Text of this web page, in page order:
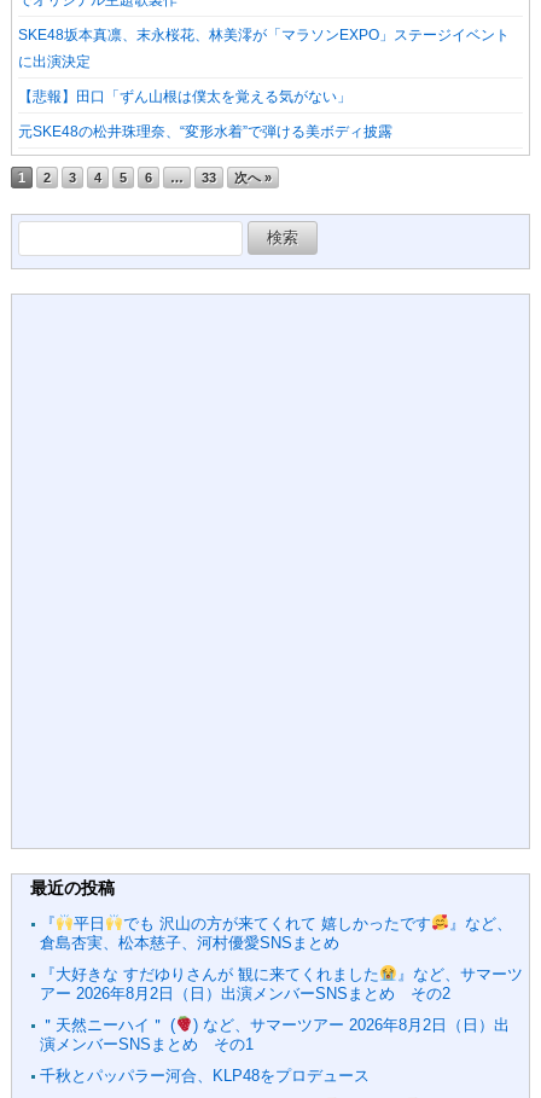
SKE48坂本真凛、末永桜花、林美澪が「マラソンEXPO」ステージイベント
に出演決定
【悲報】田口「ずん山根は僕太を覚える気がない」
元SKE48の松井珠理奈、“変形水着”で弾ける美ボディ披露
1 2 3 4 5 6 … 33 次へ »
索:
最近の投稿
『
平日 でも 沢山の方が来てくれて 嬉しかったです
』など、
倉島杏実、松本慈子、河村優愛SNSまとめ
『大好きな すだゆりさんが 観に来てくれました
』など、サマーツ
アー 2026年8月2日（日）出演メンバーSNSまとめ その2
＂天然ニーハイ＂ (
) など、サマーツアー 2026年8月2日（日）出
演メンバーSNSまとめ その1
千秋とパッパラー河合、KLP48をプロデュース